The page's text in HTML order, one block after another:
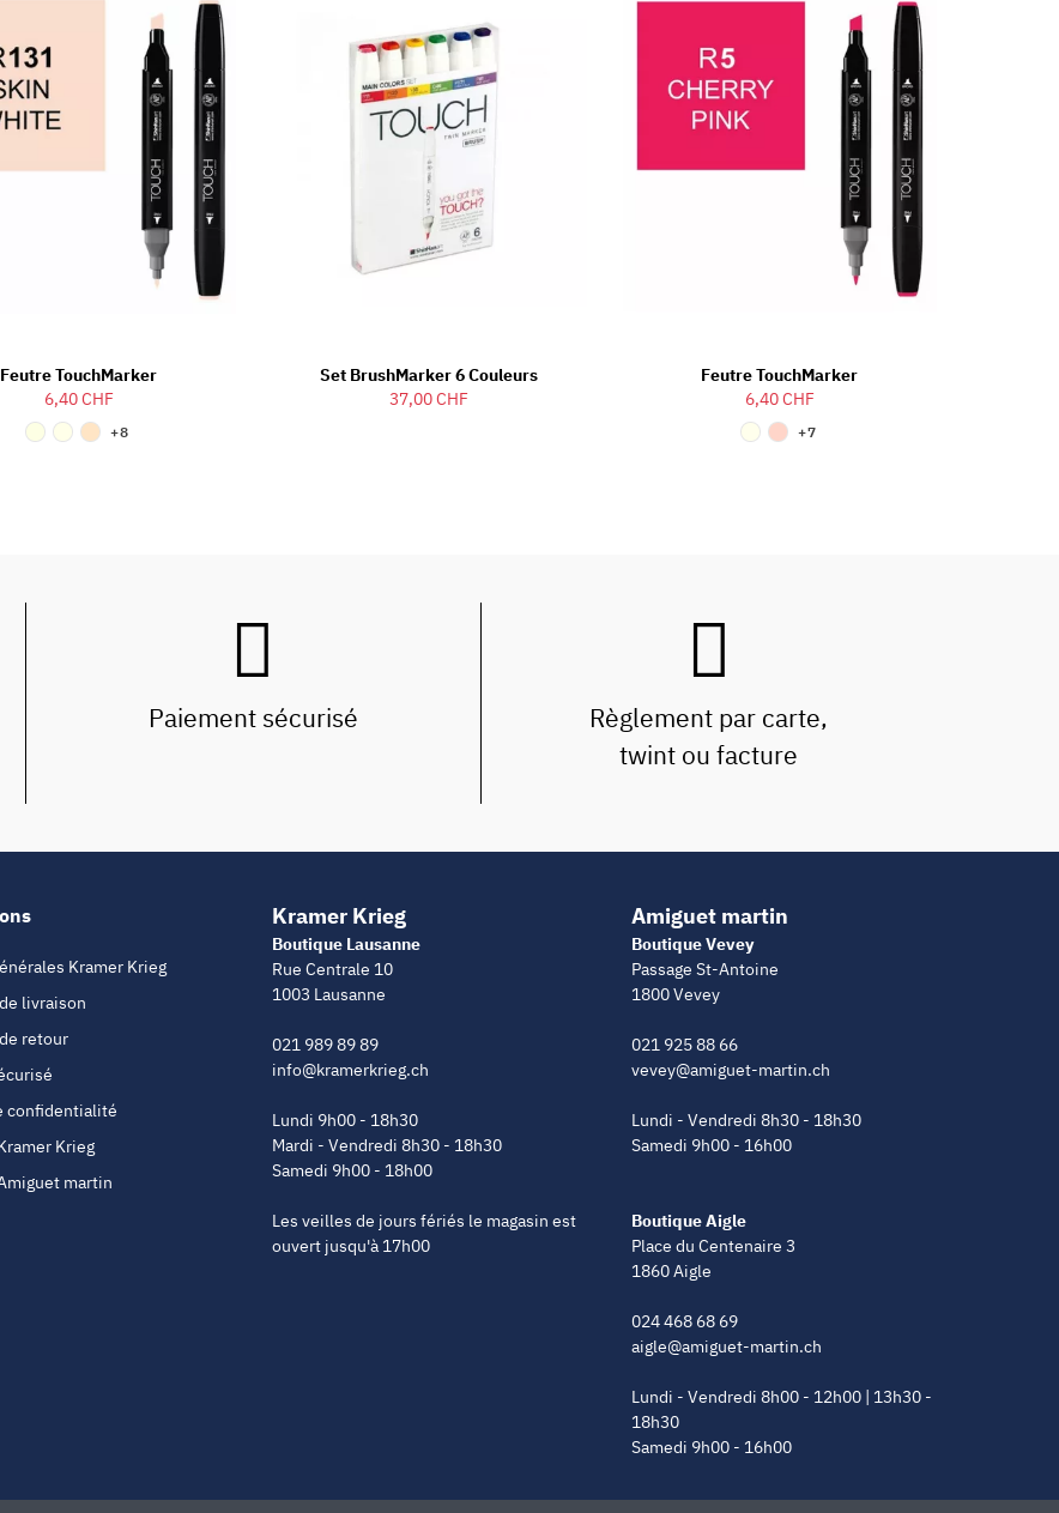
Feutre TouchMarker
6,40 CHF
+8
Set BrushMarker 6 Couleurs
37,00 CHF
Feutre TouchMarker
6,40 CHF
+7
Paiement sécurisé
Règlement par carte,
twint ou facture
Kramer Krieg
livraison
retour
confidentialité
Krieg
martin
Kramer Krieg
Boutique Lausanne
Rue Centrale 10
1003 Lausanne
021 989 89 89
info@kramerkrieg.ch
Lundi 9h00 - 18h30
Mardi - Vendredi 8h30 - 18h30
Samedi 9h00 - 18h00
Les veilles de jours fériés le magasin est
ouvert jusqu'à 17h00
Amiguet martin
Boutique Vevey
Passage St-Antoine
1800 Vevey
021 925 88 66
vevey@amiguet-martin.ch
Lundi - Vendredi 8h30 - 18h30
Samedi 9h00 - 16h00
Boutique Aigle
Place du Centenaire 3
1860 Aigle
024 468 68 69
aigle@amiguet-martin.ch
Lundi - Vendredi 8h00 - 12h00 | 13h30 -
18h30
Samedi 9h00 - 16h00